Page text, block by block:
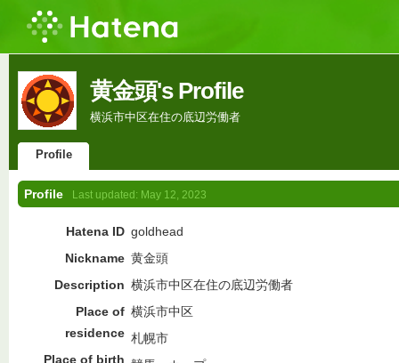
黄金頭's Profile
横浜市中区在住の底辺労働者
Profile
Profile Last updated: May 12, 2023
Hatena ID goldhead
Nickname 黄金頭
Description 横浜市中区在住の底辺労働者
Place of
residence
横浜市中区
Place of birth
札幌市